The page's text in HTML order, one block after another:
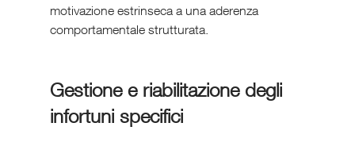
motivazione estrinseca a una aderenza
comportamentale strutturata.
Gestione e riabilitazione degli
infortuni specifici